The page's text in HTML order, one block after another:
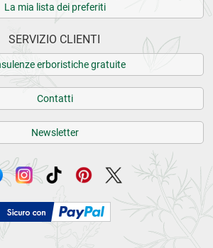
La mia lista dei preferiti
SERVIZIO CLIENTI
erboristiche gratuite
Contatti
Newsletter